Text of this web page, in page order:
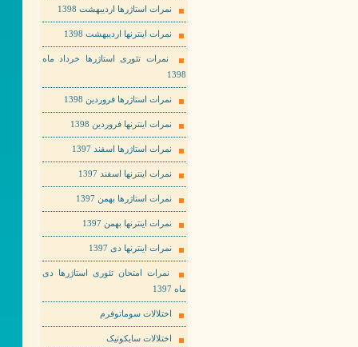
نمرات استاژرها اردیبهشت 1398
نمرات اینترنها اردیبهشت 1398
نمرات تئوری استاژرها خرداد ماه
1398
نمرات استاژرها فروردین 1398
نمرات اینترنها فروردین 1398
نمرات استاژرها اسفند 1397
نمرات اینترنها اسفند 1397
نمرات استاژرها بهمن 1397
نمرات اینترنها بهمن 1397
نمرات اینترنها دی 1397
نمرات امتحان تئوری استاژرها دی
ماه 1397
اختلالات سوماتوفرم
اختلالات سایکوتیک